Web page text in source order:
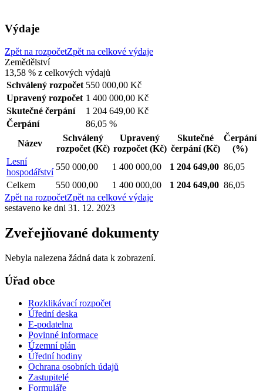
Výdaje
Zpět na rozpočetZpět na celkové výdaje
Zemědělství
13,58 % z celkových výdajů
Schválený rozpočet 550 000,00 Kč
Upravený rozpočet 1 400 000,00 Kč
Skutečné čerpání
1 204 649,00 Kč
Čerpání
86,05 %
Název
Schválený
rozpočet (Kč)
Upravený
rozpočet (Kč)
Skutečné
čerpání(Kč)
Čerpání
(%)
Lesní
hospodářství
550 000,00 1 400 000,00 1 204 649,00 86,05
Celkem
550 000,00 1 400 000,00 1 204 649,00 86,05
Zpět na rozpočetZpět na celkové výdaje
sestaveno ke dni 31. 12. 2023
Zveřejňované dokumenty
Nebyla nalezena žádná data k zobrazení.
Úřad obce
Rozklikávací rozpočet
Úřední deska
E-podatelna
Povinné informace
Územní plán
Úřední hodiny
Ochrana osobních údajů
Zastupitelé
Formuláře